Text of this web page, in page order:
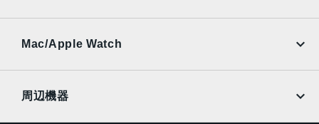
UQmobile
Ymobile
UQmobile
Mac/Apple Watch
周辺機器